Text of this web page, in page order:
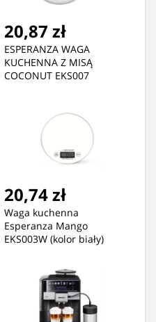
20,87 zł
ESPERANZA WAGA
KUCHENNA Z MISĄ
COCONUT EKS007
20,74 zł
Waga kuchenna
Esperanza Mango
EKS003W (kolor biały)